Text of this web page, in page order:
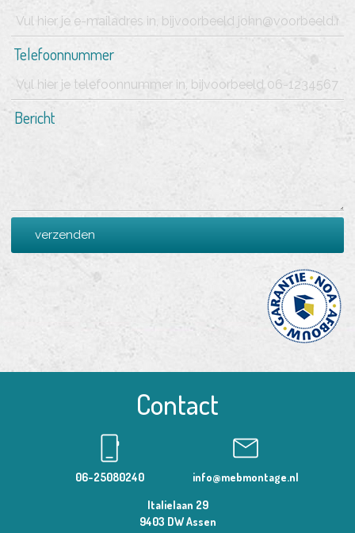
Telefoonnummer
Bericht
Contact
phone_iphone
06-25080240
mail
info@mebmontage.nl
Italielaan 29
9403 DW Assen